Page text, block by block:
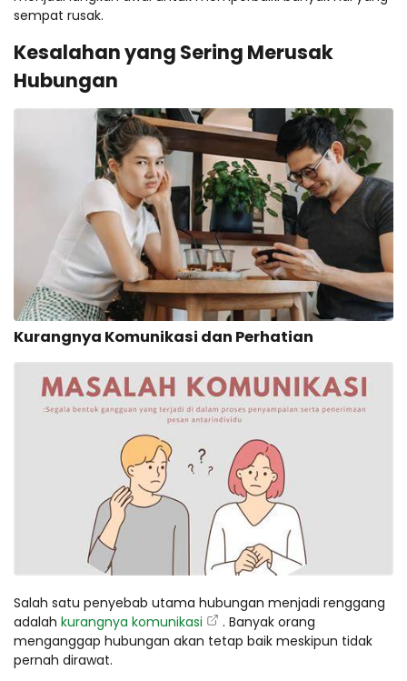
sempat rusak.
Kesalahan yang Sering Merusak
Hubungan
Kurangnya Komunikasi dan Perhatian
Salah satu penyebab utama hubungan menjadi renggang
adalah kurangnya komunikasi
. Banyak orang
menganggap hubungan akan tetap baik meskipun tidak
pernah dirawat.